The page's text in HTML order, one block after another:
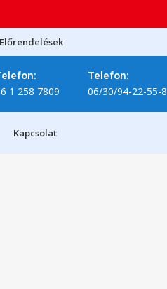
Előrendelések
1 258 7809
Telefon:
06/30/94-22-55-8
Kapcsolat